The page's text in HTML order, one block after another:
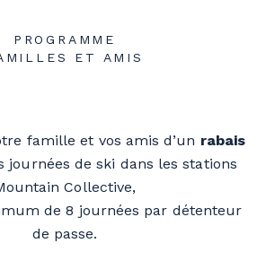
PROGRAMME
ET AMIS
famille et vos amis d’un rabais
journées de ski dans les stations
Collective,
de 8 journées par détenteur
de passe.